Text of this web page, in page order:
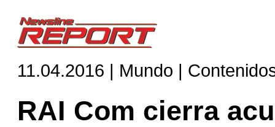
11.04.2016 | Mundo |
RAI Com cierra